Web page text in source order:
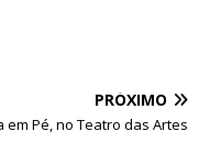
PRÓXIMO
em Pé, no Teatro das Artes